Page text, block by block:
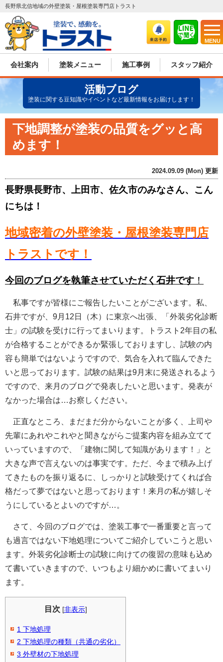
MENU
長野県北信地域の外壁塗装・屋根塗装専門店トラスト
会社案内 塗装メニュー 施工事例 スタッフ紹介
活動ブログ
塗装に関する豆知識やイベントなど最新情報をお届けします！
下地調整が塗装の品質をグッと高
めます！
2024.09.09 (Mon) 更新
長野県長野市、上田市、佐久市のみなさん、こん
にちは！
地域密着の外壁塗装・屋根塗装専門店
トラストです！
今回のブログを執筆させていただく石井です ！
私事ですが皆様にご報告したいことがございます。私、
石井ですが、9月12日（木）に東京へ出張、「外装劣化診断
士」の試験を受けに行ってまいります。トラスト2年目の私
が合格することができるか緊張しておりますし、試験の内
容も簡単ではないようですので、気合を入れて臨んできた
いと思っております。試験の結果は9月末に発送されるよう
ですので、来月のブログで発表したいと思います。発表が
なかった場合は…お察しください。
正直なところ、まだまだ分からないことが多く、上司や
先輩にあれやこれやと聞きながらご提案内容を組み立てて
いっていますので、「建物に関して知識があります！」と
大きな声で言えないのは事実です。ただ、今まで積み上げ
てきたものを振り返るに、しっかりと試験受けてくれば合
格だって夢ではないと思っております！来月の私が嬉しそ
うにしているとよいのですが…。
さて、今回のブログでは、塗装工事で一番重要と言って
も過言ではない下地処理についてご紹介していこうと思い
ます。外装劣化診断士の試験に向けての復習の意味も込め
て書いていきますので、いつもより細かめに書いてまいり
ます。
目次 [非表示]
1 下地処理
2 下地処理の種類（共通の劣化）
3 外壁材の下地処理